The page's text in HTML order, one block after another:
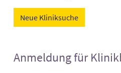
Neue Kliniksuche
Anmeldung für